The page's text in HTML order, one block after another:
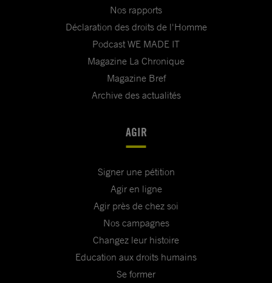
Nos rapports
Déclaration des droits de l'Homme
Podcast WE MADE IT
Magazine La Chronique
Magazine Bref
Archive des actualités
AGIR
Signer une pétition
Agir en ligne
Agir près de chez soi
Nos campagnes
Changez leur histoire
Education aux droits humains
Se former